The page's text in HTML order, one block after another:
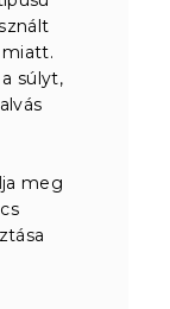
miatt.
súlyt,
meg